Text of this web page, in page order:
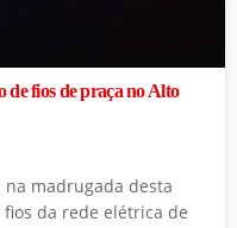
de fios de praça no Alto
madrugada desta
da rede elétrica de